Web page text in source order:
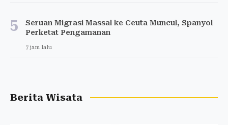
5
Seruan Migrasi Massal ke Ceuta Muncul, Spanyol
Perketat Pengamanan
7 jam lalu
Berita Wisata